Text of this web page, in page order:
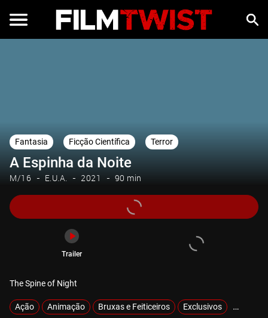
Fantasia Ficção Científica Terror
A Espinha da Noite
M/16 E.U.A. 2021 90 min
Trailer
The Spine of Night
Ação Animação Bruxas e Feiticeiros Exclusivos Gore